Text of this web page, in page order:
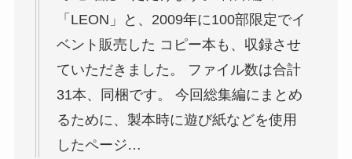
「LEON」と、2009年に100部限定でイ
ベント販売した コピー本も、収録させ
ていただきました。 ファイル数は合計
31本、同梱です。 今回総集編にまとめ
るために、製本時に遊び紙などを使用
したページ…